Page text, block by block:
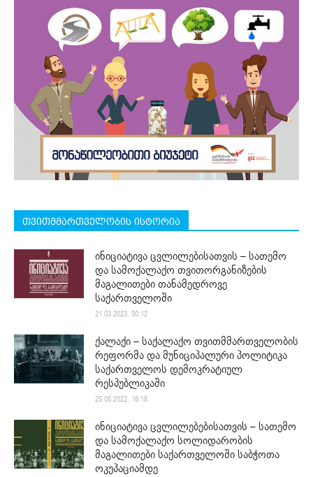
თვითმმართველობის ისტორია
ინიციატივა ცვლილებისათვის – სათემო
და სამოქალაქო თვითორგანიზების
მაგალითები თანამედროვე
საქართველოში
21.03.2023. 00:12
ქალაქი – საქალაქო თვითმმართველობის
რეფორმა და მუნიციპალური პოლიტიკა
საქართველოს დემოკრატიულ
რესპუბლიკაში
25.05.2022. 16:18
ინიციატივა ცვლილებებისათვის – სათემო
და სამოქალაქო სოლიდარობის
მაგალითები საქართველოში საბჭოთა
ოკუპაციამდე